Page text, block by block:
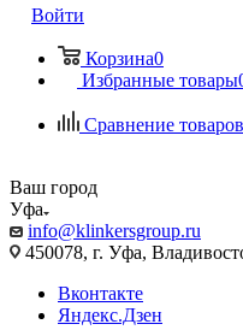
Войти
Корзина0
Избранные товары
Сравнение товаров
Ваш город
Уфа
info@klinkersgroup.ru
450078, г. Уфа,
Вконтакте
Яндекс.Дзен